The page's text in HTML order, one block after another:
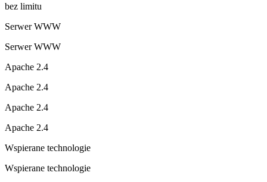
bez limitu
Serwer WWW
Serwer WWW
Apache 2.4
Apache 2.4
Apache 2.4
Apache 2.4
Wspierane technologie
Wspierane technologie